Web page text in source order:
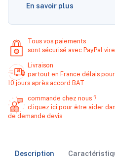
En savoir plus
Tous vos paiements
sont sécurisé avec PayPal
Livraison
partout en France délais
10 jours après accord BAT
commande chez nous ?
cliquez ici pour être aider
de demande devis
Description